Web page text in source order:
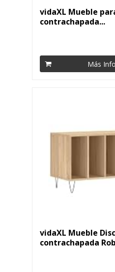
vidaXL Mueble
contrachapada...
Más
vidaXL Mueble
contrachapada